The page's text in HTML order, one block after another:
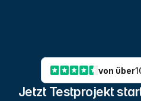
von über
Jetzt Testprojekt